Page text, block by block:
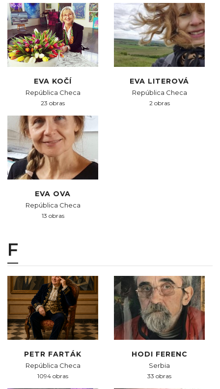
EVA KOČÍ
República Checa
23 obras
EVA LITEROVÁ
República Checa
2 obras
EVA OVA
República Checa
13 obras
F
PETR FARTÁK
República Checa
1094 obras
HODI FERENC
Serbia
33 obras